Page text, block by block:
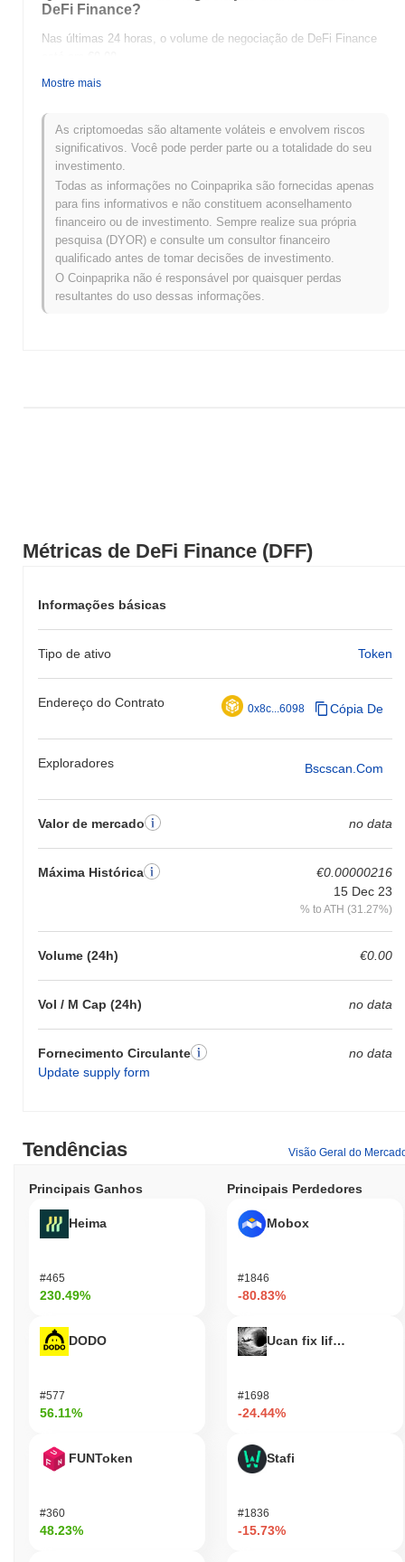
Métricas de DeFi Finance (DFF)
Informações básicas
Tipo de ativo Token
Endereço do Contrato 0x8c...6098 Cópia De
Exploradores Bscscan.com
Valor de mercado no data
Máxima Histórica
€0.00000216
15 Dec 23
% to ATH (31.27%)
Volume (24h) €0.00
Vol / M Cap (24h) no data
Fornecimento Circulante
Update supply form
no data
DeFi Finance?
Nas últimas 24 horas, o volume de negociação de DeFi Finance
Qual é o histórico da faixa de preço de DeFi
Máxima Histórica (ATH):€0.00000216
Mínima Histórica (ATL):€0.00
DeFi Finance está sendo negociado atualmente ~23.82%abaixo
de sua ATH .
Como DeFi Finance está se desempenhando em
comparação com o mercado cripto mais amplo?
Nos últimos 7 dias, DeFi Finance ganhou
do mercado cripto geral que registrou um ganho de
Mostre mais
As criptomoedas são altamente voláteis e envolvem riscos
significativos. Você pode perder parte ou a totalidade do seu
investimento.
Todas as informações no Coinpaprika são fornecidas apenas
para fins informativos e não constituem aconselhamento
financeiro ou de investimento. Sempre realize sua própria
pesquisa (DYOR) e consulte um consultor financeiro
qualificado antes de tomar decisões de investimento.
O Coinpaprika não é responsável por quaisquer perdas
resultantes do uso dessas informações.
Tendências Visão Geral do
Principais Ganhos
Heima
#465
230.49%
DODO
#577
56.11%
FUNToken
#360
48.23%
Principais Perdedores
Mobox
#1846
-80.83%
Ucan fix life in1day
#1698
-24.44%
Stafi
#1836
-15.73%